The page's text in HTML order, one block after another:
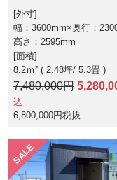
外寸
幅：3600mm×奥行：
高さ：2595mm
面積
8.2ｍ² ( 2.48坪 5.3畳 )
7,480,000円
込
6,800,000円税抜
SALE